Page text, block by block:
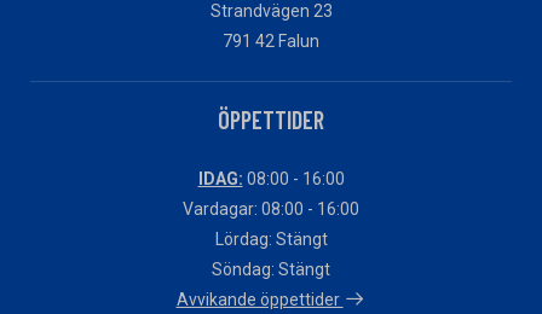
Strandvägen 23
791 42 Falun
ÖPPETTIDER
IDAG: 08:00 - 16:00
Vardagar: 08:00 - 16:00
Lördag: Stängt
Söndag: Stängt
Avvikande öppettider